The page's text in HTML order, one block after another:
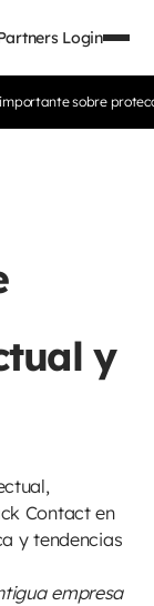
Login
sobre
y
Contact en
y tendencias
empresa